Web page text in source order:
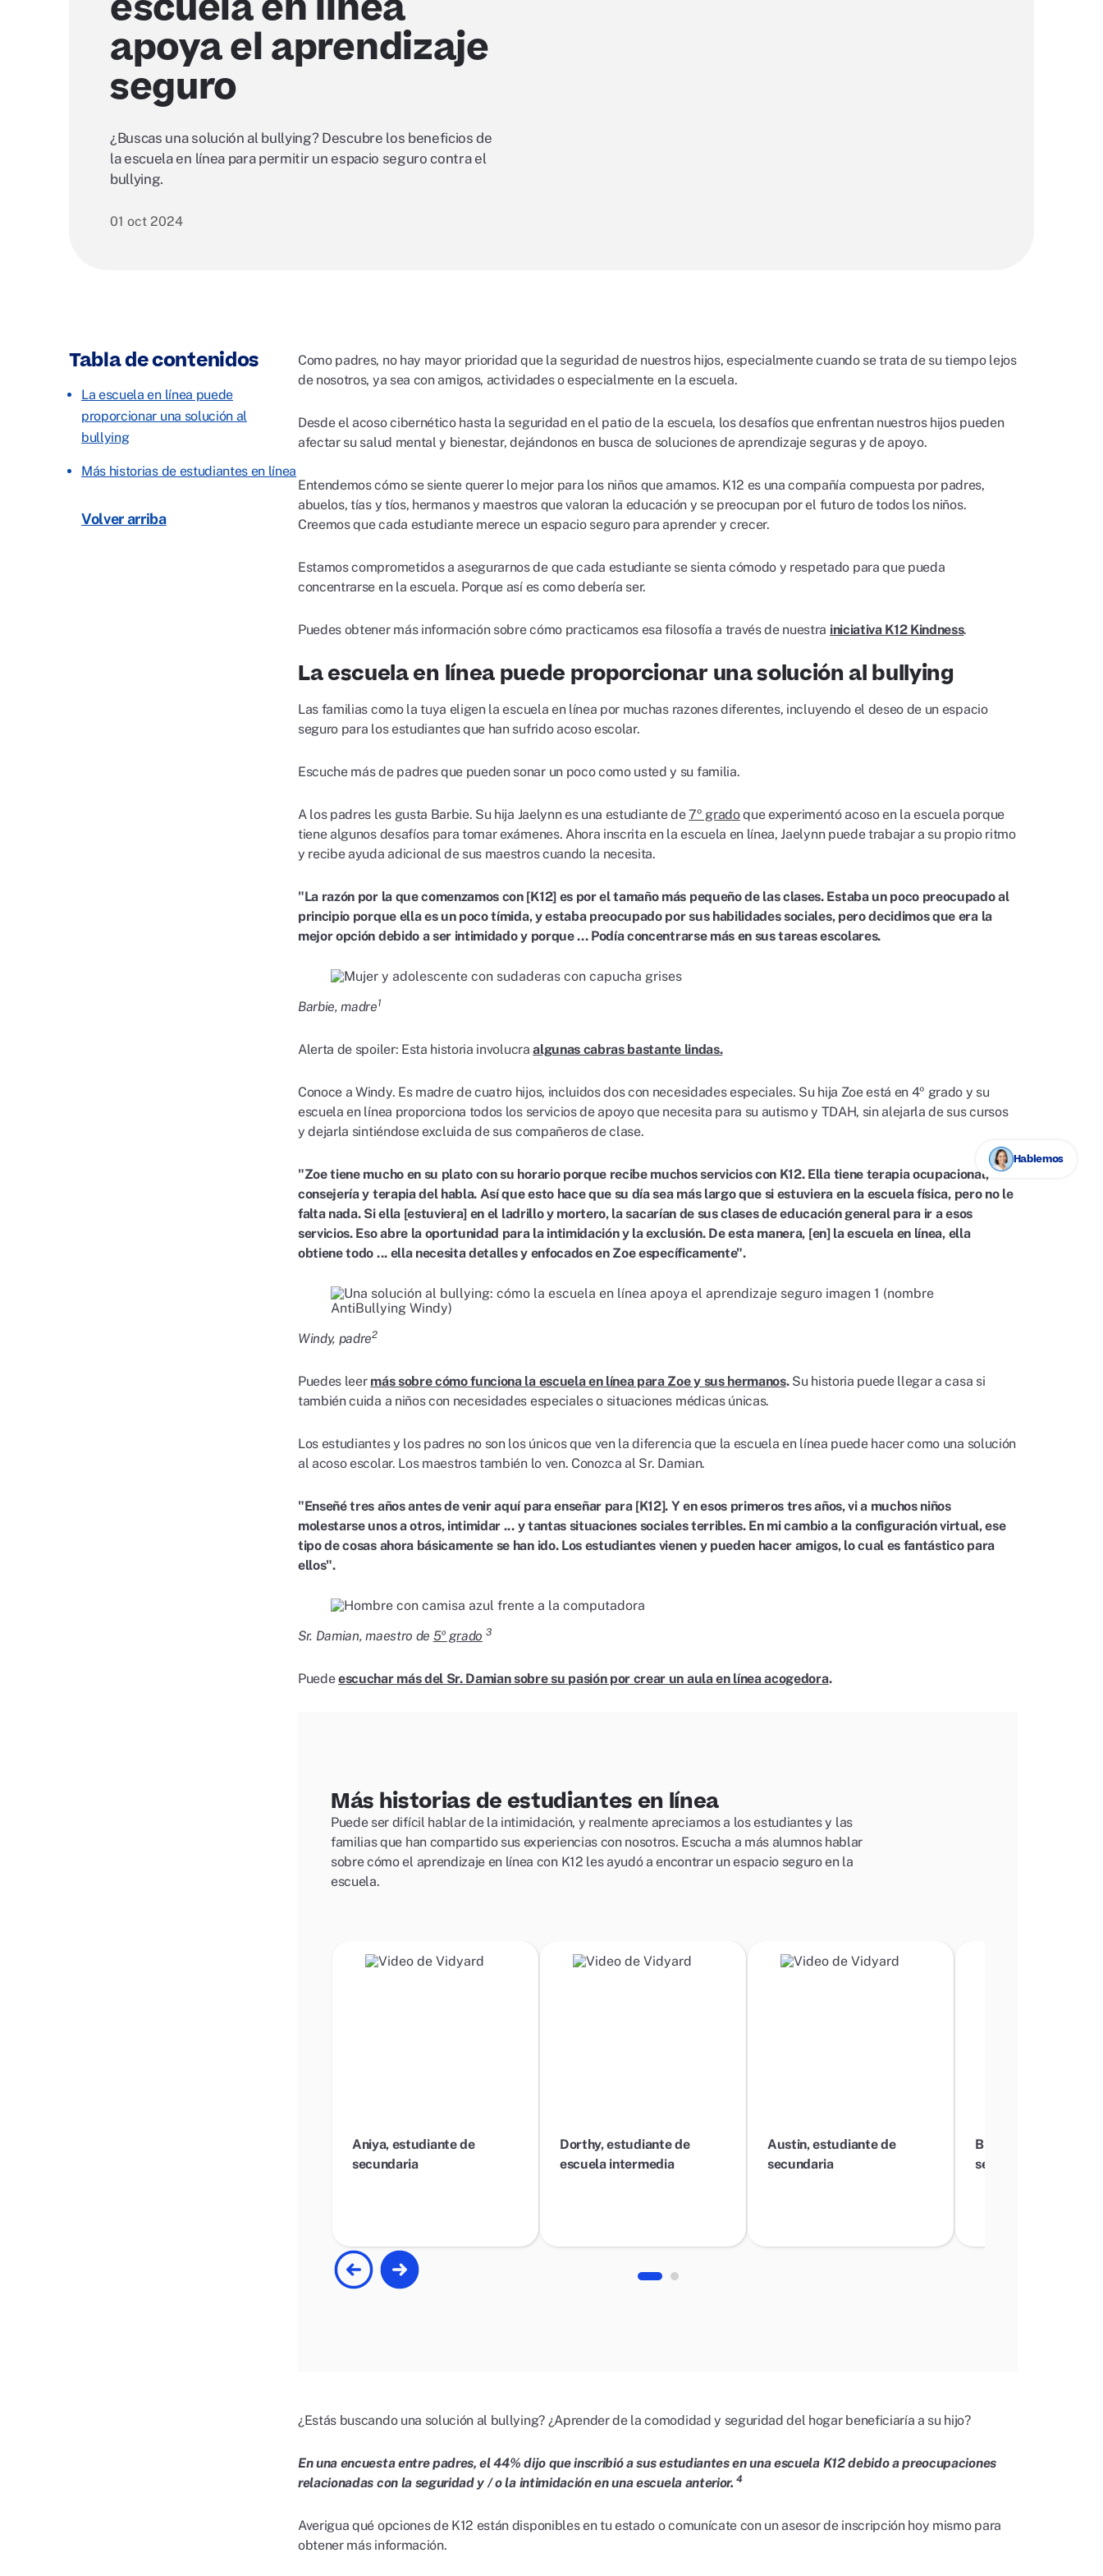
apoya el aprendizaje
seguro
¿Buscas una solución al bullying? Descubre los beneficios de
la escuela en línea para permitir un espacio seguro contra el
bullying.
01 oct 2024
Tabla de contenidos
La escuela en línea puede
proporcionar una solución al
bullying
Más historias de estudiantes en línea
Volver arriba
Como padres, no hay mayor prioridad que la seguridad de nuestros hijos, especialmente cuando se trata de su tiempo lejos
de nosotros, ya sea con amigos, actividades o especialmente en la escuela.
Desde el acoso cibernético hasta la seguridad en el patio de la escuela, los desafíos que enfrentan nuestros hijos pueden
afectar su salud mental y bienestar, dejándonos en busca de soluciones de aprendizaje seguras y de apoyo.
Entendemos cómo se siente querer lo mejor para los niños que amamos. K12 es una compañía compuesta por padres,
abuelos, tías y tíos, hermanos y maestros que valoran la educación y se preocupan por el futuro de todos los niños.
Creemos que cada estudiante merece un espacio seguro para aprender y crecer.
Estamos comprometidos a asegurarnos de que cada estudiante se sienta cómodo y respetado para que pueda
concentrarse en la escuela. Porque así es como debería ser.
Puedes obtener más información sobre cómo practicamos esa filosofía a través de nuestra iniciativa K12 Kindness.
La escuela en línea puede proporcionar una solución al bullying
Las familias como la tuya eligen la escuela en línea por muchas razones diferentes, incluyendo el deseo de un espacio
seguro para los estudiantes que han sufrido acoso escolar.
Escuche más de padres que pueden sonar un poco como usted y su familia.
A los padres les gusta Barbie. Su hija Jaelynn es una estudiante de7º gradoque experimentó acoso en la escuela porque
tiene algunos desafíos para tomar exámenes. Ahora inscrita en la escuela en línea, Jaelynn puede trabajar a su propio ritmo
y recibe ayuda adicional de sus maestros cuando la necesita.
"La razón por la que comenzamos con [K12] es por el tamaño más pequeño de las clases. Estaba un poco preocupado al
principio porque ella es un poco tímida, y estaba preocupado por sus habilidades sociales, pero decidimos que era la
mejor opción debido a ser intimidado y porque ... Podía concentrarse más en sus tareas escolares.
Barbie, madre1
Alerta de spoiler: Esta historia involucraalgunas cabras bastante lindas.
Conoce a Windy. Es madre de cuatro hijos, incluidos dos con necesidades especiales. Su hija Zoe está en 4º grado y su
escuela en línea proporciona todos los servicios de apoyo que necesita para su autismo y TDAH, sin alejarla de sus cursos
y dejarla sintiéndose excluida de sus compañeros de clase.
"Zoe tiene mucho en su plato con su horario porque recibe muchos servicios con K12. Ella tiene terapia ocupacional,
consejería y terapia del habla. Así que esto hace que su día sea más largo que si estuviera en la escuela física, pero no le
falta nada. Si ella [estuviera] en el ladrillo y mortero, la sacarían de sus clases de educación general para ir a esos
servicios. Eso abre la oportunidad para la intimidación y la exclusión. De esta manera, [en] la escuela en línea, ella
obtiene todo ... ella necesita detalles y enfocados en Zoe específicamente".
Windy, padre2
Puedes leer más sobre cómo funciona la escuela en línea para Zoe y sus hermanos.Su historia puede llegar a casa si
también cuida a niños con necesidades especiales o situaciones médicas únicas.
Los estudiantes y los padres no son los únicos que ven la diferencia que la escuela en línea puede hacer como una solución
al acoso escolar. Los maestros también lo ven. Conozca al Sr. Damian.
"Enseñé tres años antes de venir aquí para enseñar para [K12]. Y en esos primeros tres años, vi a muchos niños
molestarse unos a otros, intimidar ... y tantas situaciones sociales terribles. En mi cambio a la configuración virtual, ese
tipo de cosas ahora básicamente se han ido. Los estudiantes vienen y pueden hacer amigos, lo cual es fantástico para
ellos".
Sr. Damian, maestro de 5º grado 3
Puedeescuchar más del Sr. Damian sobre su pasión por crear un aula en línea acogedora.
Más historias de estudiantes en línea
Puede ser difícil hablar de la intimidación, y realmente apreciamos a los estudiantes y las
familias que han compartido sus experiencias con nosotros. Escucha a más alumnos hablar
sobre cómo el aprendizaje en línea con K12 les ayudó a encontrar un espacio seguro en la
escuela.
Aniya, estudiante de
secundaria
Dorthy, estudiante de
escuela intermedia
Austin, estudiante de
secundaria
Bryanna, estudiante
secundaria
¿Estás buscando una solución al bullying? ¿Aprender de la comodidad y seguridad del hogar beneficiaría a su hijo?
En una encuesta entre padres, el 44% dijo que inscribió a sus estudiantes en una escuela K12 debido a preocupaciones
relacionadas con la seguridad y / o la intimidación en una escuela anterior.4
Averigua qué opciones de K12 están disponibles en tu estado o comunícate con un asesor de inscripción hoy mismo para
obtener más información.
Hablemos